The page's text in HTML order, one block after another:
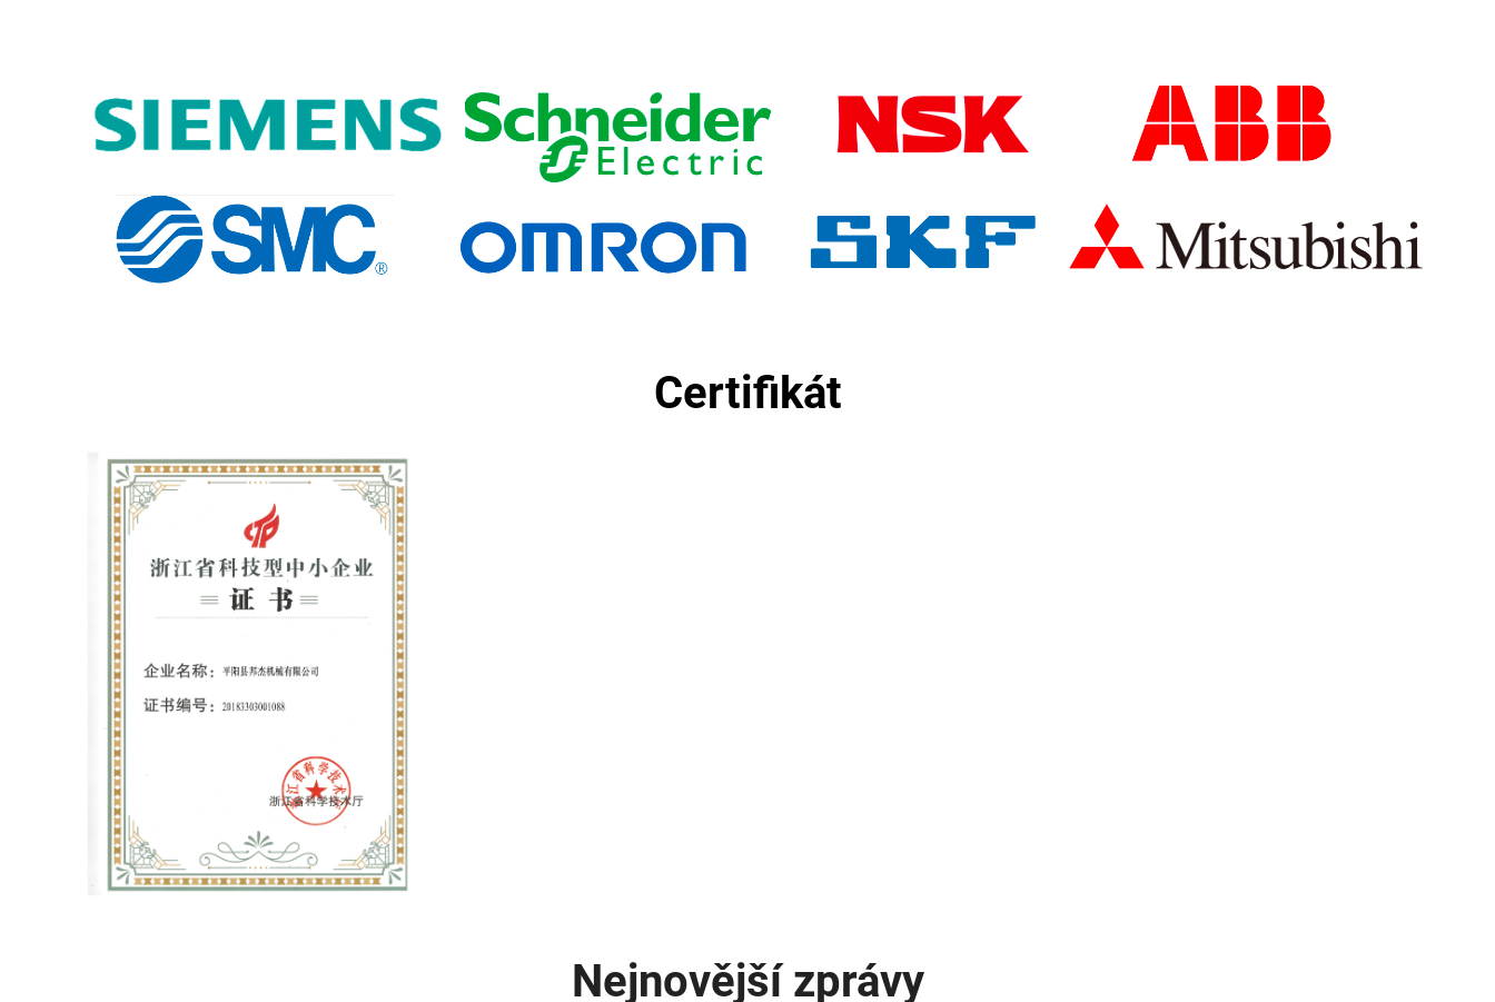
Certifikát
Nejnovější zprávy